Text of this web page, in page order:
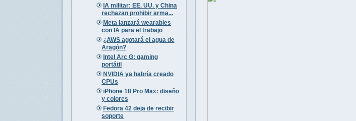
IA militar: EE. UU. y China
rechazan prohibir arma...
Meta lanzará wearables
con IA para el trabajo
¿AWS agotará el agua de
Aragón?
Intel Arc G: gaming
portátil
NVIDIA ya habría creado
CPUs
iPhone 18 Pro Max: diseño
y colores
Fedora 42 deja de recibir
soporte